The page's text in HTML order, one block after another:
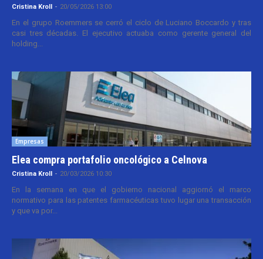
Cristina Kroll - 20/05/2026 13:00
En el grupo Roemmers se cerró el ciclo de Luciano Boccardo y tras
casi tres décadas. El ejecutivo actuaba como gerente general del
holding...
Empresas
Elea compra portafolio oncológico a Celnova
Cristina Kroll - 20/03/2026 10:30
En la semana en que el gobierno nacional aggiornó el marco
normativo para las patentes farmacéuticas tuvo lugar una transacción
y que va por...